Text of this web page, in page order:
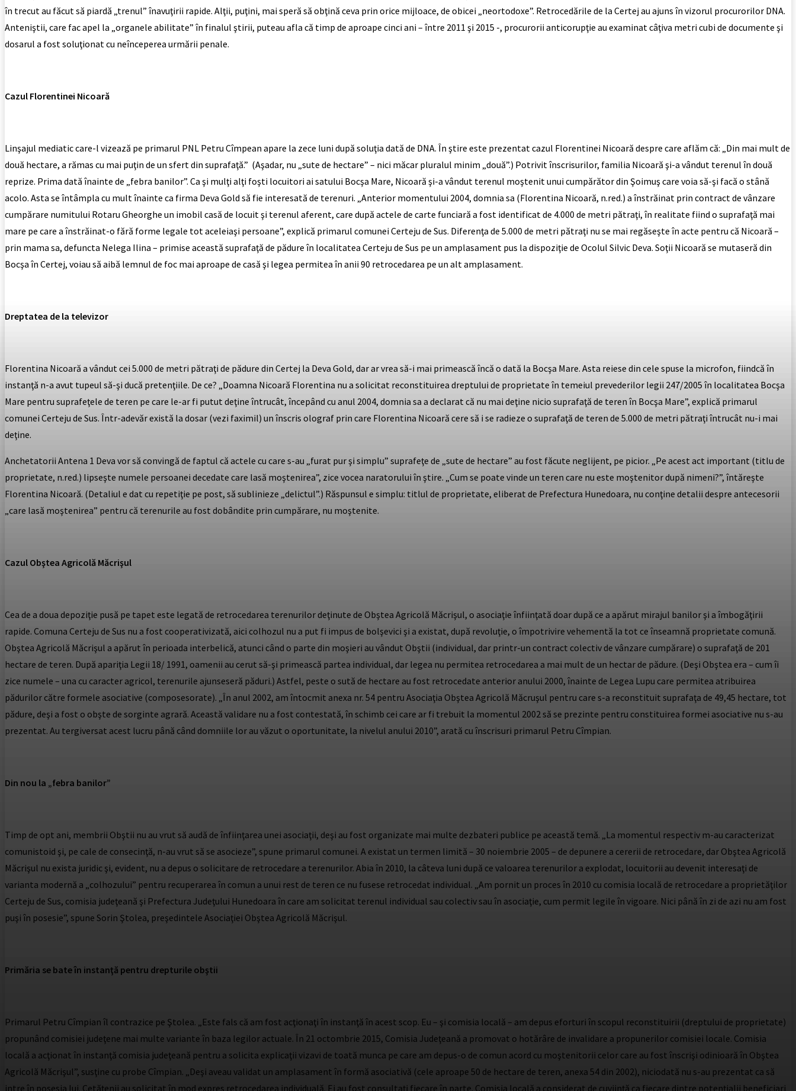
în trecut au făcut să piardă „trenul” înavuţirii rapide. Alţii, puţini, mai speră să obţină ceva prin orice mijloace, de obicei „neortodoxe”. Retrocedările de la Certej au ajuns în vizorul procurorilor DNA.
Anteniştii, care fac apel la „organele abilitate” în finalul ştirii, puteau afla că timp de aproape cinci ani – între 2011 şi 2015 -, procurorii anticorupţie au examinat câţiva metri cubi de documente şi
dosarul a fost soluţionat cu neînceperea urmării penale.
Cazul Florentinei Nicoară
Linşajul mediatic care-l vizează pe primarul PNL Petru Cîmpean apare la zece luni după soluţia dată de DNA. În ştire este prezentat cazul Florentinei Nicoară despre care aflăm că: „Din mai mult de
două hectare, a rămas cu mai puţin de un sfert din suprafaţă.” (Aşadar, nu „sute de hectare” – nici măcar pluralul minim „două”.) Potrivit înscrisurilor, familia Nicoară şi-a vândut terenul în două
reprize. Prima dată înainte de „febra banilor”. Ca şi mulţi alţi foşti locuitori ai satului Bocşa Mare, Nicoară şi-a vândut terenul moştenit unui cumpărător din Şoimuş care voia să-şi facă o stână
acolo. Asta se întâmpla cu mult înainte ca firma Deva Gold să fie interesată de terenuri. „Anterior momentului 2004, domnia sa (Florentina Nicoară, n.red.) a înstrăinat prin contract de vânzare
cumpărare numitului Rotaru Gheorghe un imobil casă de locuit şi terenul aferent, care după actele de carte funciară a fost identificat de 4.000 de metri pătraţi, în realitate fiind o suprafaţă mai
mare pe care a înstrăinat-o fără forme legale tot aceleiaşi persoane”, explică primarul comunei Certeju de Sus. Diferenţa de 5.000 de metri pătraţi nu se mai regăseşte în acte pentru că Nicoară –
prin mama sa, defuncta Nelega Ilina – primise această suprafaţă de pădure în localitatea Certeju de Sus pe un amplasament pus la dispoziţie de Ocolul Silvic Deva. Soţii Nicoară se mutaseră din
Bocşa în Certej, voiau să aibă lemnul de foc mai aproape de casă şi legea permitea în anii 90 retrocedarea pe un alt amplasament.
Dreptatea de la televizor
Florentina Nicoară a vândut cei 5.000 de metri pătraţi de pădure din Certej la Deva Gold, dar ar vrea să-i mai primească încă o dată la Bocşa Mare. Asta reiese din cele spuse la microfon, fiindcă în
instanţă n-a avut tupeul să-şi ducă pretenţiile. De ce? „Doamna Nicoară Florentina nu a solicitat reconstituirea dreptului de proprietate în temeiul prevederilor legii 247/2005 în localitatea Bocşa
Mare pentru suprafeţele de teren pe care le-ar fi putut deţine întrucât, începând cu anul 2004, domnia sa a declarat că nu mai deţine nicio suprafaţă de teren în Bocşa Mare”, explică primarul
comunei Certeju de Sus. Într-adevăr există la dosar (vezi faximil) un înscris olograf prin care Florentina Nicoară cere să i se radieze o suprafaţă de teren de 5.000 de metri pătraţi întrucât nu-i mai
deţine.
Anchetatorii Antena 1 Deva vor să convingă de faptul că actele cu care s-au „furat pur şi simplu” suprafeţe de „sute de hectare” au fost făcute neglijent, pe picior. „Pe acest act important (titlu de
proprietate, n.red.) lipseşte numele persoanei decedate care lasă moştenirea”, zice vocea naratorului în ştire. „Cum se poate vinde un teren care nu este moştenitor după nimeni?”, întăreşte
Florentina Nicoară. (Detaliul e dat cu repetiţie pe post, să sublinieze „delictul”.) Răspunsul e simplu: titlul de proprietate, eliberat de Prefectura Hunedoara, nu conţine detalii despre antecesorii
„care lasă moştenirea” pentru că terenurile au fost dobândite prin cumpărare, nu moştenite.
Cazul Obştea Agricolă Măcrişul
Cea de a doua depoziţie pusă pe tapet este legată de retrocedarea terenurilor deţinute de Obştea Agricolă Măcrişul, o asociaţie înfiinţată doar după ce a apărut mirajul banilor şi a îmbogăţirii
rapide. Comuna Certeju de Sus nu a fost cooperativizată, aici colhozul nu a put fi impus de bolşevici şi a existat, după revoluţie, o împotrivire vehementă la tot ce înseamnă proprietate comună.
Obştea Agricolă Măcrişul a apărut în perioada interbelică, atunci când o parte din moşieri au vândut Obştii (individual, dar printr-un contract colectiv de vânzare cumpărare) o suprafaţă de 201
hectare de teren. După apariţia Legii 18/ 1991, oamenii au cerut să-şi primească partea individual, dar legea nu permitea retrocedarea a mai mult de un hectar de pădure. (Deşi Obştea era – cum îi
zice numele – una cu caracter agricol, terenurile ajunseseră păduri.) Astfel, peste o sută de hectare au fost retrocedate anterior anului 2000, înainte de Legea Lupu care permitea atribuirea
pădurilor către formele asociative (composesorate). „În anul 2002, am întocmit anexa nr. 54 pentru Asociaţia Obştea Agricolă Măcruşul pentru care s-a reconstituit suprafaţa de 49,45 hectare, tot
pădure, deşi a fost o obşte de sorginte agrară. Această validare nu a fost contestată, în schimb cei care ar fi trebuit la momentul 2002 să se prezinte pentru constituirea formei asociative nu s-au
prezentat. Au tergiversat acest lucru până când domniile lor au văzut o oportunitate, la nivelul anului 2010”, arată cu înscrisuri primarul Petru Cîmpian.
Din nou la „febra banilor”
Timp de opt ani, membrii Obştii nu au vrut să audă de înfiinţarea unei asociaţii, deşi au fost organizate mai multe dezbateri publice pe această temă. „La momentul respectiv m-au caracterizat
comunistoid şi, pe cale de consecinţă, n-au vrut să se asocieze”, spune primarul comunei. A existat un termen limită – 30 noiembrie 2005 – de depunere a cererii de retrocedare, dar Obştea Agricolă
Măcrişul nu exista juridic şi, evident, nu a depus o solicitare de retrocedare a terenurilor. Abia în 2010, la câteva luni după ce valoarea terenurilor a explodat, locuitorii au devenit interesaţi de
varianta modernă a „colhozului” pentru recuperarea în comun a unui rest de teren ce nu fusese retrocedat individual. „Am pornit un proces în 2010 cu comisia locală de retrocedare a proprietăţilor
Certeju de Sus, comisia judeţeană şi Prefectura Judeţului Hunedoara în care am solicitat terenul individual sau colectiv sau în asociaţie, cum permit legile în vigoare. Nici până în zi de azi nu am fost
puşi în posesie”, spune Sorin Ştolea, preşedintele Asociaţiei Obştea Agricolă Măcrişul.
Primăria se bate în instanţă pentru drepturile obştii
Primarul Petru Cîmpian îl contrazice pe Ştolea. „Este fals că am fost acţionaţi în instanţă în acest scop. Eu – şi comisia locală – am depus eforturi în scopul reconstituirii (dreptului de proprietate)
propunând comisiei judeţene mai multe variante în baza legilor actuale. În 21 octombrie 2015, Comisia Judeţeană a promovat o hotărâre de invalidare a propunerilor comisiei locale. Comisia
locală a acţionat în instanţă comisia judeţeană pentru a solicita explicaţii vizavi de toată munca pe care am depus-o de comun acord cu moştenitorii celor care au fost înscrişi odinioară în Obştea
Agricolă Măcrişul”, susţine cu probe Cîmpian. „Deşi aveau validat un amplasament în formă asociativă (cele aproape 50 de hectare de teren, anexa 54 din 2002), niciodată nu s-au prezentat ca să
intre în posesia lui. Cetăţenii au solicitat în mod expres retrocedarea individuală. Ei au fost consultaţi fiecare în parte. Comisia locală a considerat de cuviinţă ca fiecare dintre potenţialii beneficiari